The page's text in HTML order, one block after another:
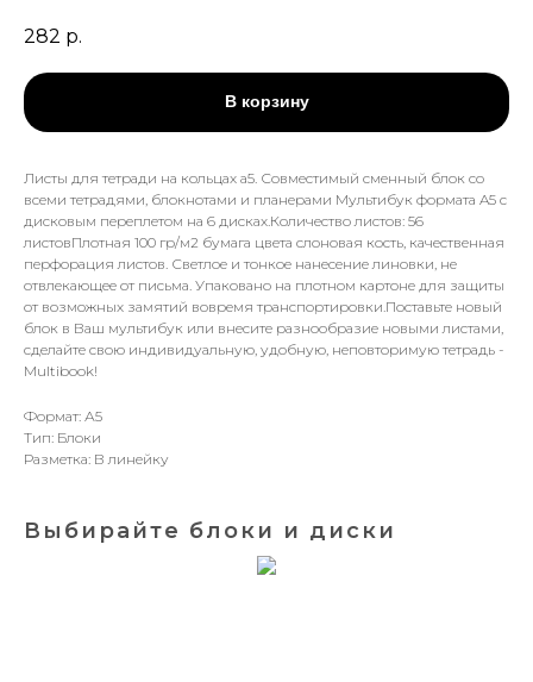
282 р.
В корзину
Листы для тетради на кольцах а5. Совместимый сменный блок со
всеми тетрадями, блокнотами и планерами Мультибук формата A5 с
дисковым переплетом на 6 дисках.Количество листов: 56
листовПлотная 100 гр/м2 бумага цвета слоновая кость, качественная
перфорация листов. Светлое и тонкое нанесение линовки, не
отвлекающее от письма. Упаковано на плотном картоне для защиты
от возможных замятий вовремя транспортировки.Поставьте новый
блок в Ваш мультибук или внесите разнообразие новыми листами,
сделайте свою индивидуальную, удобную, неповторимую тетрадь -
Multibook!
Формат: А5
Тип: Блоки
Разметка: В линейку
Выбирайте блоки и диски